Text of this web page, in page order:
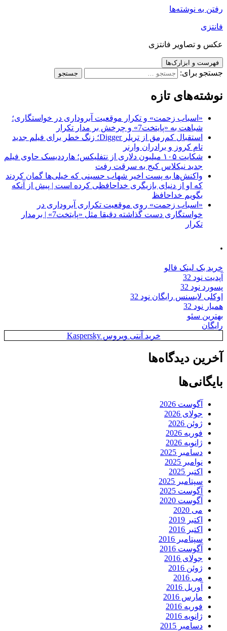
رفتن به نوشته‌ها
فانتزی
عکس و تصاویر فانتزی
فهرست و ابزارک‌ها
جستجو برای:
نوشته‌های تازه
«اسباب زحمت» و تکرار موقعیت آبروداری در خواستگاری؛
شباهت به «پایتخت7» و چرخش بر مدار تکرار
استقبال کم‌رمق از تریلر Digger؛ زنگ خطر برای فیلم جدید
تام کروز و برادران وارنر
شکایت ۱۰۵ میلیون دلاری از نتفلیکس؛ هارددیسک حاوی فیلم
جدید نیکلاس کیج به سرقت رفت
واکنش‌ها به پست اخیر شهاب حسینی که خیلی‌ها گمان کردند
که او از دنیای بازیگری خداحافظی کرده است | پیش از آنکه
بگویم خداحافظ
«اسباب زحمت» روی موقعیت تکراری آبروداری در
خواستگاری دست گذاشته دقیقا مثل «پایتخت7» | برمدار
تکرار
.
خرید بک لینک فالو
آپدیت نود 32
پسورد نود 32
اوکلی لایسنس رایگان نود 32
همیار نود 32
بهترین سئو
رایگان
خرید آنتی ویروس Kaspersky
آخرین دیدگاه‌ها
بایگانی‌ها
آگوست 2026
جولای 2026
ژوئن 2026
فوریه 2026
ژانویه 2026
دسامبر 2025
نوامبر 2025
اکتبر 2025
سپتامبر 2025
آگوست 2025
آگوست 2020
می 2020
اکتبر 2019
اکتبر 2016
سپتامبر 2016
آگوست 2016
جولای 2016
ژوئن 2016
می 2016
آوریل 2016
مارس 2016
فوریه 2016
ژانویه 2016
دسامبر 2015